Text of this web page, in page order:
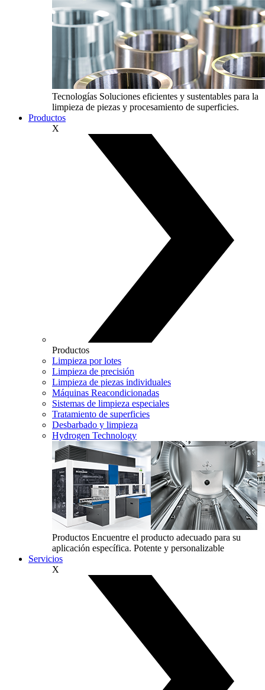
Tecnologías Soluciones eficientes y sustentables para la
limpieza de piezas y procesamiento de superficies.
Productos
X
Productos
Limpieza por lotes
Limpieza de precisión
Limpieza de piezas individuales
Máquinas Reacondicionadas
Sistemas de limpieza especiales
Tratamiento de superficies
Desbarbado y limpieza
Hydrogen Technology
Productos Encuentre el producto adecuado para su
aplicación específica. Potente y personalizable
Servicios
X